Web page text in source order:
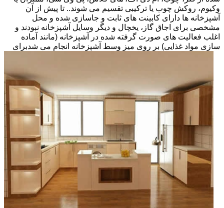
وکیوم، روکش چوب یا ترکیبی تقسیم می شوند.. تا پیش از آن
آشپزخانه ها دارای کابینت های ثابت و جاسازی شده و محل
مشخصی برای اجاق گاز، یخچال و دیگر وسایل آشپزخانه نبودند و
اغلب فعالیت های صورت گرفته شده در آشپزخانه (مانند آماده
سازی مواد غذایی) بر روی میز وسط آشپزخانه انجام می شدبرای